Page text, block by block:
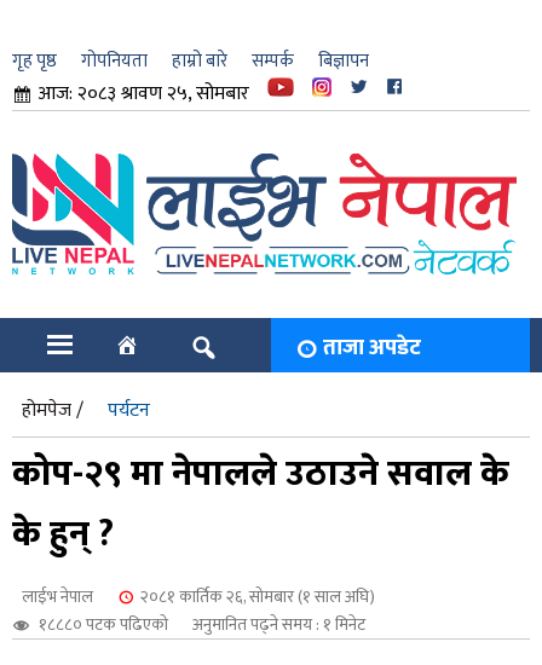
गृह पृष्ठ गोपनियता हाम्रो बारे सम्पर्क बिज्ञापन
आज: २०८३ श्रावण २५, सोमबार
ताजा अपडेट
होमपेज / पर्यटन
कोप-२९ मा नेपालले उठाउने सवाल के
के हुन् ?
लाईभ नेपाल
२०८१ कार्तिक २६, सोमबार (१ साल अघि)
१८८८० पटक पढिएको
अनुमानित पढ्ने समय : १ मिनेट